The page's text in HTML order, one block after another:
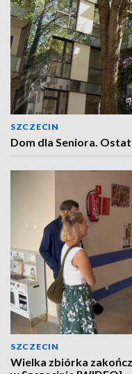
SZCZECIN
Dom dla Seniora.
SZCZECIN
Wielka zbiórka